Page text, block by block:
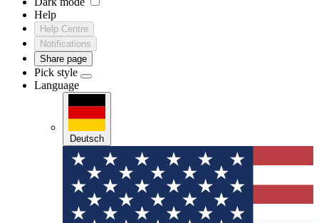
Help
Help Centre
Notifications
Share page
Pick style
Language
Deutsch